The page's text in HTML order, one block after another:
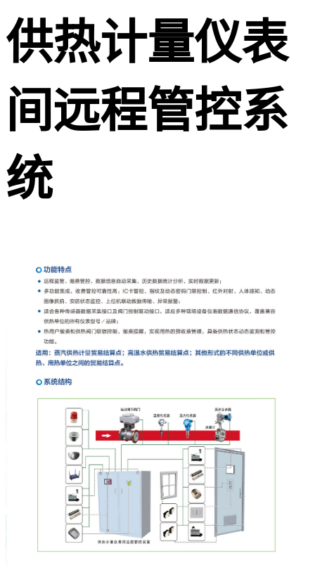
供热计量仪表
间远程管控系
统